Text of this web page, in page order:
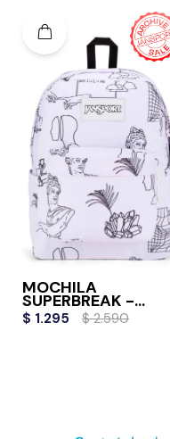
MOCHILA
SUPERBREAK -
COLOR ME
$ 1.295 $ 2.590